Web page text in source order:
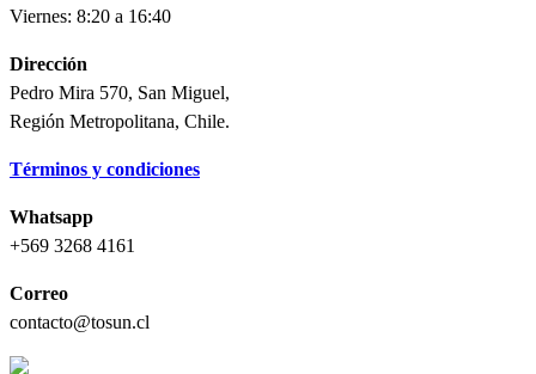
Viernes: 8:20 a 16:40
Dirección
Pedro Mira 570, San Miguel,
Región Metropolitana, Chile.
Términos y condiciones
Whatsapp
+569 3268 4161
Correo
contacto@tosun.cl